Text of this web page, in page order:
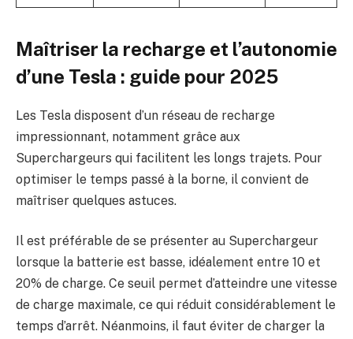
Maîtriser la recharge et l’autonomie
d’une Tesla : guide pour 2025
Les Tesla disposent d’un réseau de recharge
impressionnant, notamment grâce aux
Superchargeurs qui facilitent les longs trajets. Pour
optimiser le temps passé à la borne, il convient de
maîtriser quelques astuces.
Il est préférable de se présenter au Superchargeur
lorsque la batterie est basse, idéalement entre 10 et
20% de charge. Ce seuil permet d’atteindre une vitesse
de charge maximale, ce qui réduit considérablement le
temps d’arrêt. Néanmoins, il faut éviter de charger la